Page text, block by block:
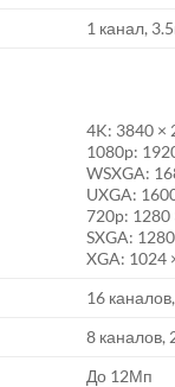
1 канал,
4K: 3840 ×
1080p:
WSXGA:
UXGA:
720p: 1280
SXGA:
XGA: 1024
16
8 каналов,
До 12Мп